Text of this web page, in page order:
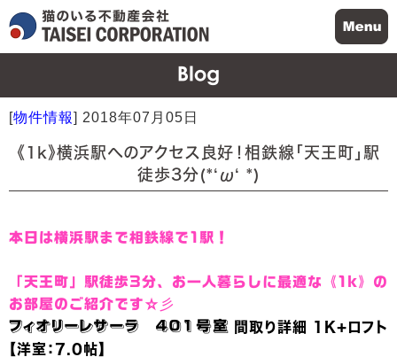
[物件情報] 2018年07月05日
《1k》横浜駅へのアクセス良好！相鉄線「天王町」駅
徒歩3分(*‘ω‘ *)
本日は横浜駅まで相鉄線で1駅！
「天王町」駅徒歩3分、お一人暮らしに最適な《1k》の
お部屋のご紹介です☆彡
フィオリーレサーラ 401号室
間取り詳細 1K+ロフト
【洋室：7.0帖】